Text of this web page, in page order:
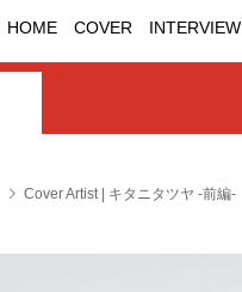
HOME COVER INTERVIEW
Cover Artist | キタニタツヤ -前編-